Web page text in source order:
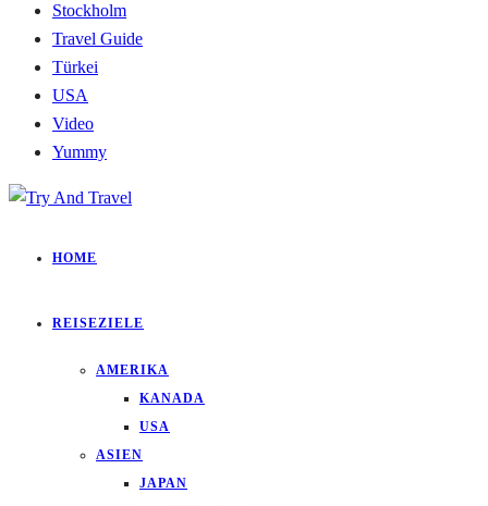
Stockholm
Travel Guide
Türkei
USA
Video
Yummy
HOME
REISEZIELE
AMERIKA
KANADA
USA
ASIEN
JAPAN